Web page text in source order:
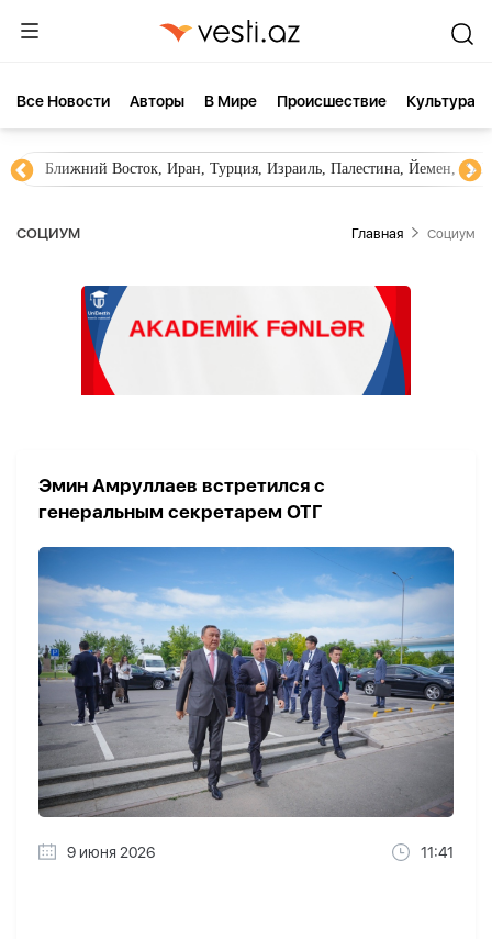
Все Новости Aвторы В Мире Происшествие Культура
Ближний Восток, Иран, Турция, Израиль, Палестина, Йемен,
СОЦИУМ Главная Социум
Эмин Амруллаев встретился с
генеральным секретарем ОТГ
9 июня 2026 11:41